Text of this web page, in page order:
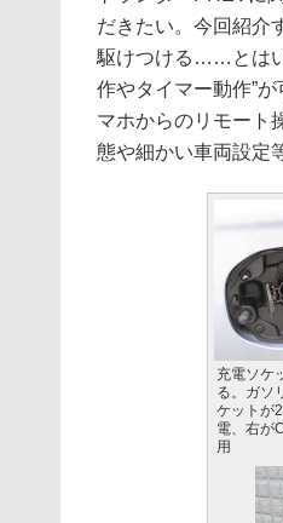
だきたい。今回紹介
駆けつける……とは
作やタイマー動作”
マホからのリモート
態や細かい車両設定
充電ソケ
る。ガソ
ケットが
電、右が
用